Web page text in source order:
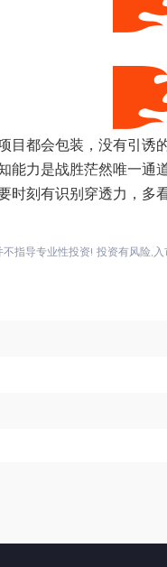
目都会包装，没有引诱
能力是战胜茫然唯一通
时刻有识别穿透力，多
指导专业性投资! 投资有风险,入